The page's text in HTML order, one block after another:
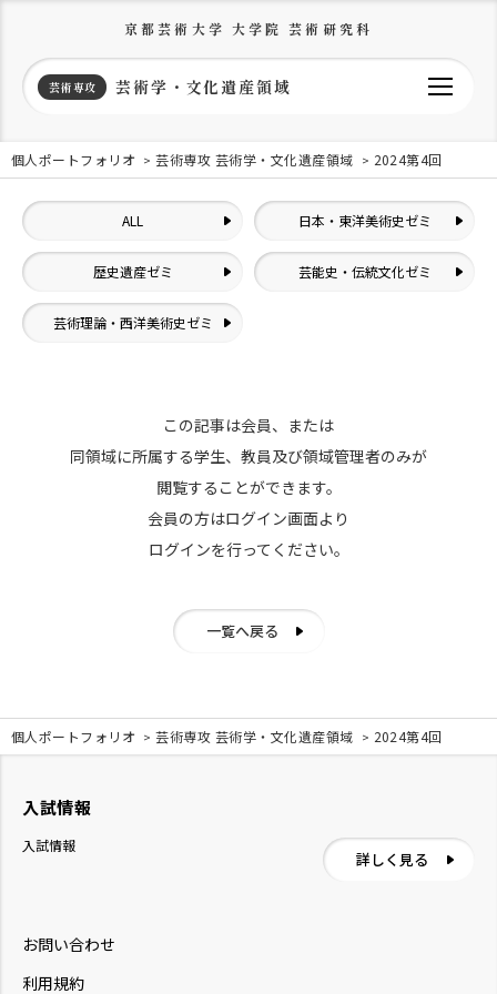
京都芸術大学 大学院 芸術研究科
芸術専攻 芸術学・文化遺産領域
個人ポートフォリオ 芸術専攻 芸術学・文化遺産領域 2024第4回
ALL 日本・東洋美術史ゼミ
歴史遺産ゼミ 芸能史・伝統文化ゼミ
芸術理論・西洋美術史ゼミ
この記事は会員、または
同領域に所属する学生、教員及び領域管理者のみが
閲覧することができます。
会員の方はログイン画面より
ログインを行ってください。
一覧へ戻る
個人ポートフォリオ 芸術専攻 芸術学・文化遺産領域 2024第4回
お問い合わせ
利用規約
入試情報
入試情報
詳しく見る